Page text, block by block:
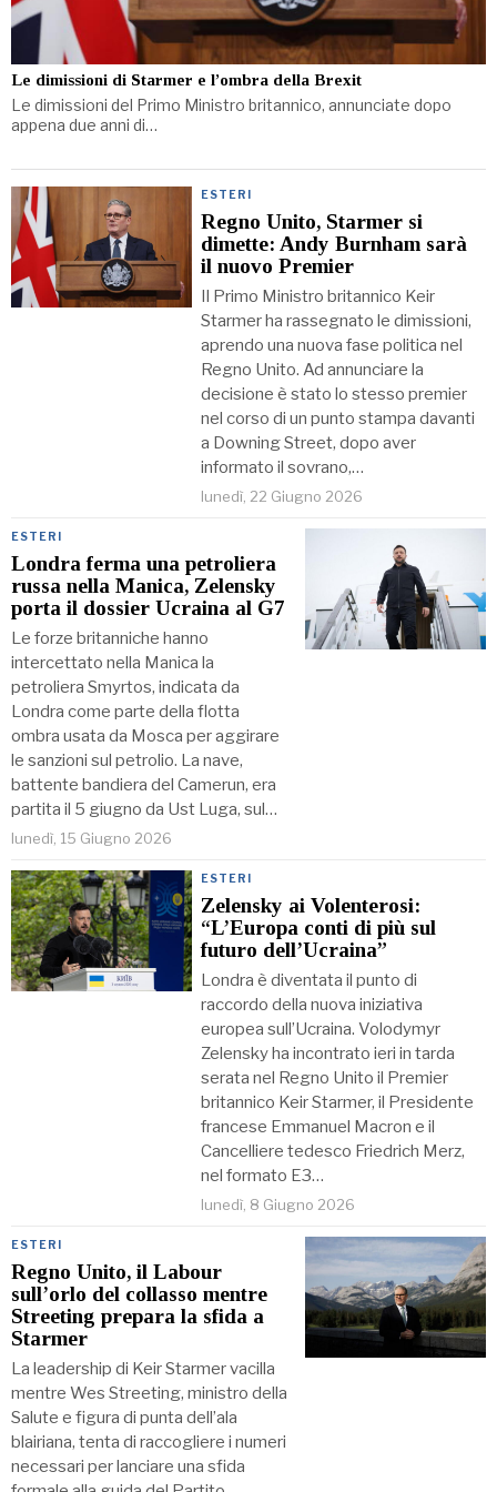
Le dimissioni di Starmer e l’ombra della Brexit
Le dimissioni del Primo Ministro britannico, annunciate dopo
appena due anni di…
ESTERI
Regno Unito, Starmer si
dimette: Andy Burnham sarà
il nuovo Premier
Il Primo Ministro britannico Keir
Starmer ha rassegnato le dimissioni,
aprendo una nuova fase politica nel
Regno Unito. Ad annunciare la
decisione è stato lo stesso premier
nel corso di un punto stampa davanti
a Downing Street, dopo aver
informato il sovrano,…
lunedì, 22 Giugno 2026
ESTERI
Londra ferma una petroliera
russa nella Manica, Zelensky
porta il dossier Ucraina al G7
Le forze britanniche hanno
intercettato nella Manica la
petroliera Smyrtos, indicata da
Londra come parte della flotta
ombra usata da Mosca per aggirare
le sanzioni sul petrolio. La nave,
battente bandiera del Camerun, era
partita il 5 giugno da Ust Luga, sul…
lunedì, 15 Giugno 2026
ESTERI
Zelensky ai Volenterosi:
“L’Europa conti di più sul
futuro dell’Ucraina”
Londra è diventata il punto di
raccordo della nuova iniziativa
europea sull’Ucraina. Volodymyr
Zelensky ha incontrato ieri in tarda
serata nel Regno Unito il Premier
britannico Keir Starmer, il Presidente
francese Emmanuel Macron e il
Cancelliere tedesco Friedrich Merz,
nel formato E3…
lunedì, 8 Giugno 2026
ESTERI
Regno Unito, il Labour
sull’orlo del collasso mentre
Streeting prepara la sfida a
Starmer
La leadership di Keir Starmer vacilla
mentre Wes Streeting, ministro della
Salute e figura di punta dell’ala
blairiana, tenta di raccogliere i numeri
necessari per lanciare una sfida